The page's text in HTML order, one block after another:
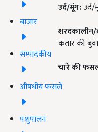
बाजार
सम्पादकीय
औषधीय फसलें
पशुपालन
उर्द/मूंग:
शरदकालीन/
कतार की
चारे की